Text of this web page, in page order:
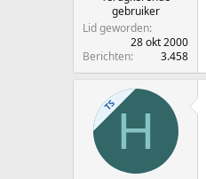
gebruiker
Lid geworden
28 okt 2000
Berichten
3.458
TS H